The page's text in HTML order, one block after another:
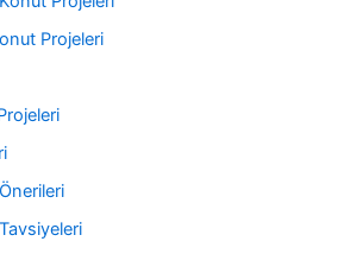
Projeleri
Tavsiyeleri